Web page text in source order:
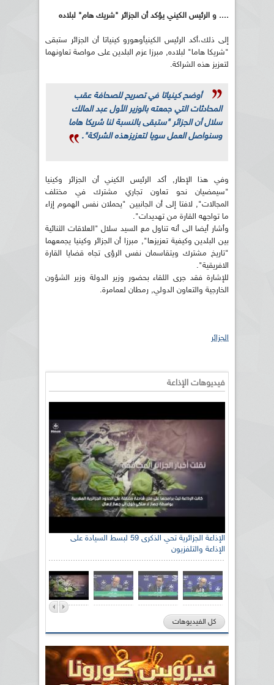
.... و الرئيس الكيني يؤكد أن الجزائر "شريك هام" لبلاده
إلى ذلك،أكد الرئيس الكينيأوهورو كينياتا أن الجزائر ستبقى
"شريكا هاما" لبلاده, مبرزا عزم البلدين على مواصة تعاونهما
لتعزيز هذه الشراكة.
أوضح كينياتا في تصريح للصحافة عقب
المحادثات التي جمعته بالوزير الأول عبد المالك
سلال أن الجزائر "ستبقى بالنسبة لنا شريكا هاما
وسنواصل العمل سويا لتعزيزهذه الشراكة".
وفي هذا الإطار, أكد الرئيس الكيني أن الجزائر وكينيا
"سيمضيان نحو تعاون تجاري مشترك في مختلف
المجالات", لافتا إلى أن الجانبين "يحملان نفس الهموم إزاء
ما تواجهه القارة من تهديدات".
وأشار أيضا الى أنه تناول مع السيد سلال "العلاقات الثنائية
بين البلدين وكيفية تعزيزها", مبرزا أن الجزائر وكينيا يجمعهما
"تاريخ مشترك ويتقاسمان نفس الرؤى تجاه قضايا القارة
الافريقية".
للإشارة فقد جرى اللقاء بحضور وزير الدولة وزير الشؤون
الخارجية والتعاون الدولي, رمطان لعمامرة.
الجزائر
فيديوهات الإذاعة
الإذاعة الجزائرية تحي الذكرى 59 لبسط السيادة على
الإذاعة والتلفزيون
كل الفيديوهات